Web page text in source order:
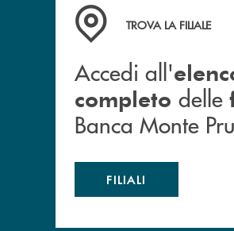
Accedi all' elenco
TROVA LA FILIALE
Accedi all'
completo delle
Banca Monte
FILIALI